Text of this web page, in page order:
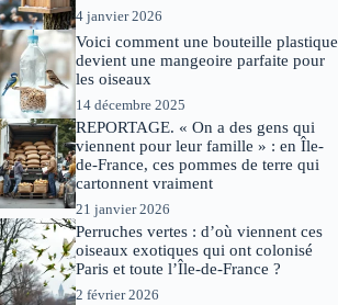
4 janvier 2026
Voici comment une bouteille plastique
devient une mangeoire parfaite pour
les oiseaux
14 décembre 2025
REPORTAGE. « On a des gens qui
viennent pour leur famille » : en Île-
de-France, ces pommes de terre qui
cartonnent vraiment
21 janvier 2026
Perruches vertes : d’où viennent ces
oiseaux exotiques qui ont colonisé
Paris et toute l’Île-de-France ?
2 février 2026